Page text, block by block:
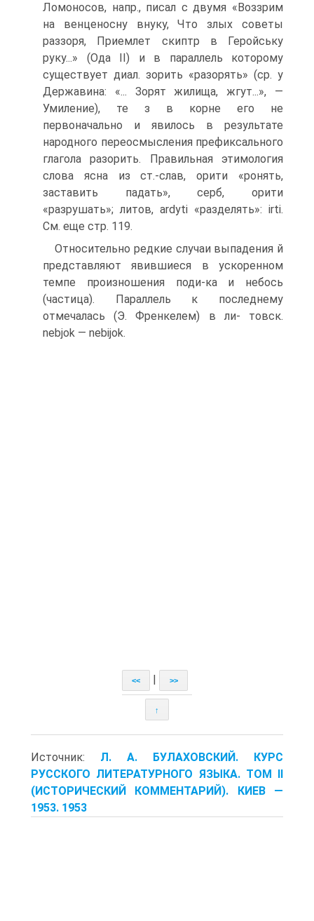
Ломоносов, напр., писал с двумя «Воззрим
на венценосну внуку, Что злых советы
раззоря, Приемлет скиптр в Геройську
руку...» (Ода II) и в параллель которому
существует диал. зорить «разорять» (ср. у
Державина: «... Зорят жилища, жгут...», —
Умиление), те з в корне его не
первоначально и явилось в результате
народного переосмысления префиксального
глагола разорить. Правильная этимология
слова ясна из ст.-слав, орити «ронять,
заставить падать», серб, орити
«разрушать»; литов, ardyti «разделять»: irti.
См. еще стр. 119.
Относительно редкие случаи выпадения й
представляют явившиеся в ускоренном
темпе произношения поди-ка и небось
(частица). Параллель к последнему
отмечалась (Э. Френкелем) в ли- товск.
nebjok — nebijok.
<< >>
↑
Источник: Л. А. БУЛАХОВСКИЙ. КУРС
РУССКОГО ЛИТЕРАТУРНОГО ЯЗЫКА. ТОМ II
(ИСТОРИЧЕСКИЙ КОММЕНТАРИЙ). КИЕВ —
1953. 1953